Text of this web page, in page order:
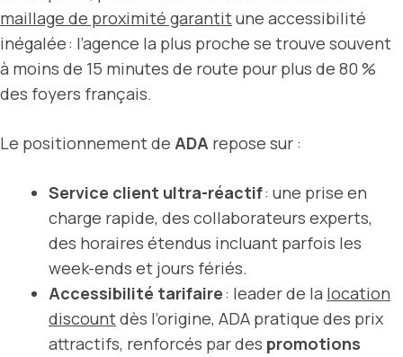
maillage de proximité garantitune accessibilité
inégalée : l’agence la plus proche se trouve souvent
à moins de 15 minutes de route pour plus de 80 %
des foyers français.
Le positionnement de ADA repose sur :
Service client ultra-réactif: une prise en
charge rapide, des collaborateurs experts,
des horaires étendus incluant parfois les
week-ends et jours fériés.
Accessibilité tarifaire: leader de la location
discountdès l’origine, ADA pratique des prix
attractifs, renforcés par des promotions